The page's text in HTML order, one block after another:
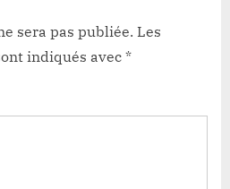
sera pas publiée. Les
indiqués avec *